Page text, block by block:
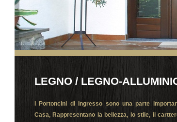
LEGNO / LEGNO-
I Portoncini di Ingresso sono una parte
Casa, Rappresentano la bellezza, lo stile, il